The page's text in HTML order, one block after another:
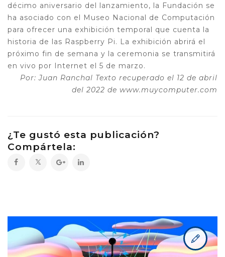
décimo aniversario del lanzamiento, la Fundación se
ha asociado con el Museo Nacional de Computación
para ofrecer una exhibición temporal que cuenta la
historia de las Raspberry Pi. La exhibición abrirá el
próximo fin de semana y la ceremonia se transmitirá
en vivo por Internet el 5 de marzo.
Por: Juan Ranchal Texto recuperado el 12 de abril
del 2022 de www.muycomputer.com
¿Te gustó esta publicación?
Compártela: